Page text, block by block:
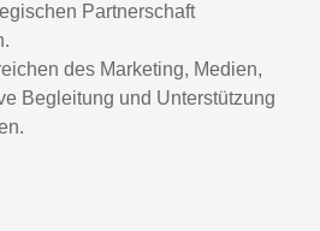
Partnerschaft
des Marketing, Medien,
Begleitung und Unterstützung